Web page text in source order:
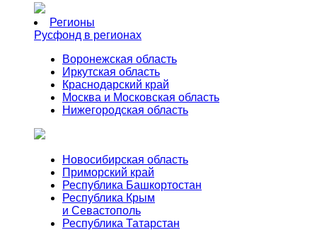
Регионы
Русфонд в регионах
Воронежская область
Иркутская область
Краснодарский край
Москва и Московская область
Нижегородская область
Новосибирская область
Приморский край
Республика Башкортостан
Республика Крым
и Севастополь
Республика Татарстан